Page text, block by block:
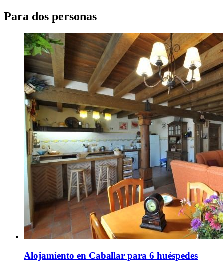
Para dos personas
Alojamiento en Caballar para 6 huéspedes